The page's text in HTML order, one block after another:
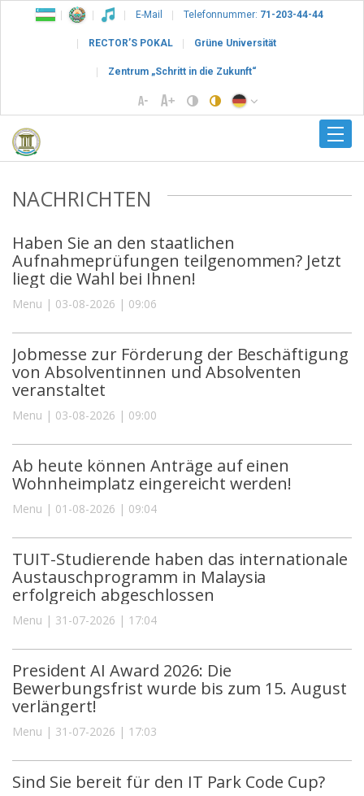
E-Mail Telefonnummer: 71-203-44-44
RECTOR’S POKAL Grüne Universität
Zentrum „Schritt in die Zukunft“
NACHRICHTEN
Haben Sie an den staatlichen
Aufnahmeprüfungen teilgenommen? Jetzt
liegt die Wahl bei Ihnen!
Menu | 03-08-2026 | 09:06
Jobmesse zur Förderung der Beschäftigung
von Absolventinnen und Absolventen
veranstaltet
Menu | 03-08-2026 | 09:00
Ab heute können Anträge auf einen
Wohnheimplatz eingereicht werden!
Menu | 01-08-2026 | 09:04
TUIT-Studierende haben das internationale
Austauschprogramm in Malaysia
erfolgreich abgeschlossen
Menu | 31-07-2026 | 17:04
President AI Award 2026: Die
Bewerbungsfrist wurde bis zum 15. August
verlängert!
Menu | 31-07-2026 | 17:03
Sind Sie bereit für den IT Park Code Cup?